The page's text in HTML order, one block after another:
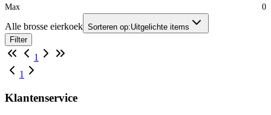
Max
0
Alle brosse eierkoek Sorteren op:Uitgelichte items
Filter
1
1
Klantenservice